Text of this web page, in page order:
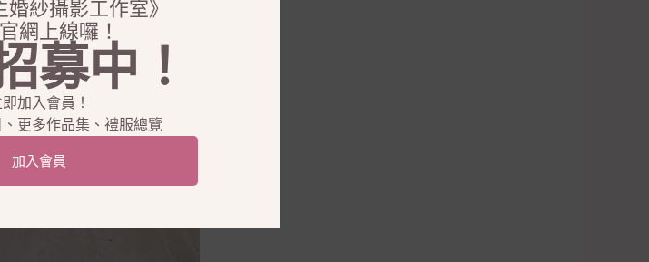
婚紗攝影工作室》
網上線囉！
募中！
即加入會員！
更多作品集、禮服總覽
加入會員